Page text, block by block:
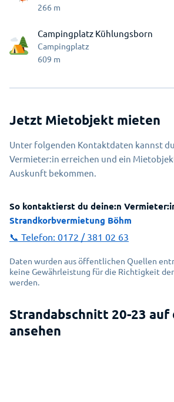
266 m
Campingplatz Kühlungsborn
Campingplatz
609 m
Jetzt Mietobjekt mieten
Unter folgenden Kontaktdaten kannst
Vermieter:in erreichen und ein
Auskunft bekommen.
So kontaktierst du deine:n
Strandkorbvermietung Böhm
📞 Telefon: 0172 / 381 02 63
Daten wurden aus öffentlichen Quellen
keine Gewährleistung für die Richtigkeit
werden.
Strandabschnitt 20-23 auf
ansehen
Erlauben Sie das Laden
interaktiven Karte?